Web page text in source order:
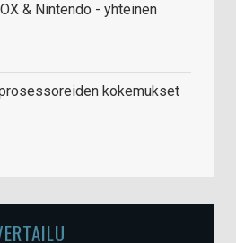
& Nintendo - yhteinen
kokemukset